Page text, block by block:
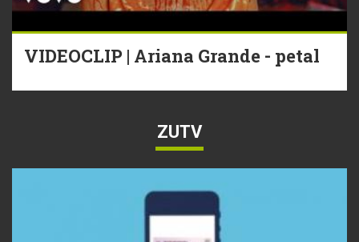
VIDEOCLIP | Ariana Grande - petal
ZUTV